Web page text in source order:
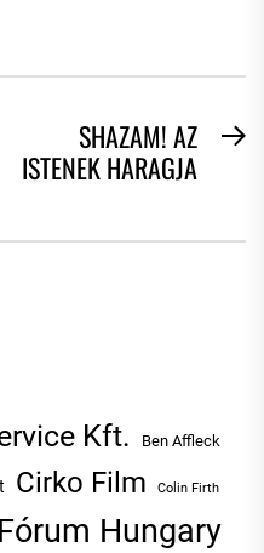
SHAZAM! AZ
ISTENEK HARAGJA
Kft. Ben Affleck
Cirko Film Colin Firth
Fórum Hungary